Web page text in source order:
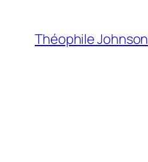
contenu
Théophile Johnson